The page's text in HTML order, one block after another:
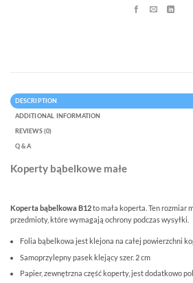
DESCRIPTION
ADDITIONAL INFORMATION
REVIEWS (0)
Q & A
Koperty bąbelkowe małe
Koperta bąbelkowa B12to mała koperta. Ten rozmiar
przedmioty, które wymagają ochrony podczas wysyłki.
Folia bąbelkowa jest klejona na całej powierzchni
Samoprzylepny pasek klejący szer. 2 cm
Papier, zewnętrzna część koperty, jest dodatkowo